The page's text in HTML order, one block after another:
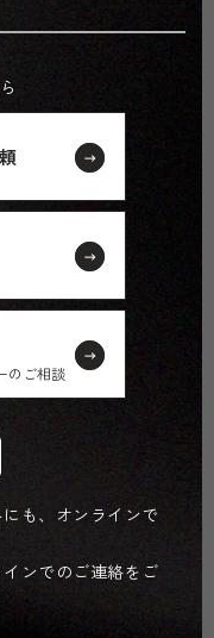
のご相談
も、オンラインで
ンでのご連絡をご